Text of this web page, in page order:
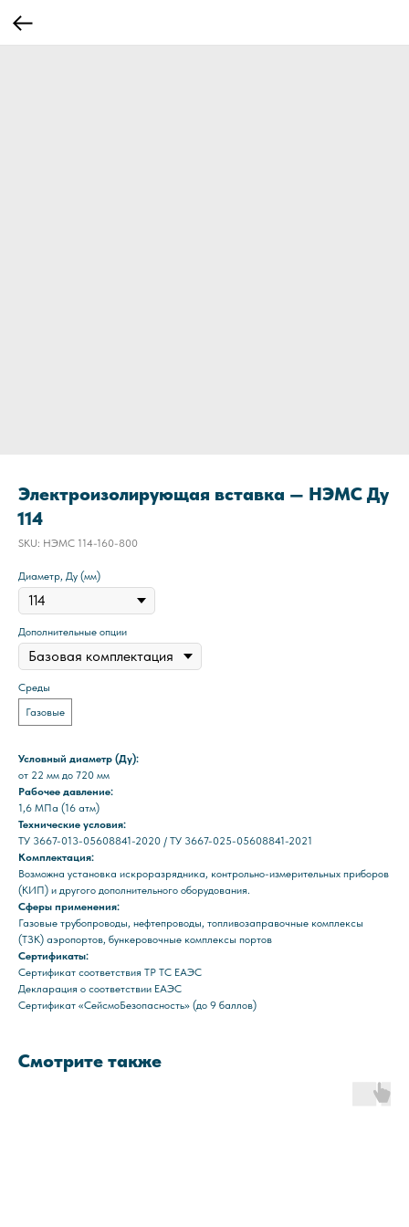
Электроизолирующая вставка — НЭМС Ду
114
SKU: НЭМС 114-160-800
Диаметр, Ду (мм)
Дополнительные опции
Среды
Газовые
Условный диаметр (Ду):
от 22 мм до 720 мм
Рабочее давление:
1,6 МПа (16 атм)
Технические условия:
ТУ 3667-013-05608841-2020 / ТУ 3667-025-05608841-2021
Комплектация:
Возможна установка искроразрядника, контрольно-измерительных приборов
(КИП) и другого дополнительного оборудования.
Сферы применения:
Газовые трубопроводы, нефтепроводы, топливозаправочные комплексы
(ТЗК) аэропортов, бункеровочные комплексы портов
Сертификаты:
Сертификат соответствия ТР ТС ЕАЭС
Декларация о соответствии ЕАЭС
Сертификат «СейсмоБезопасность» (до 9 баллов)
Смотрите также